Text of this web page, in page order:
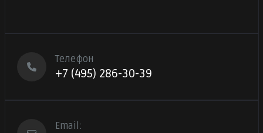
Телефон
+7 (495) 286-30-39
Email: